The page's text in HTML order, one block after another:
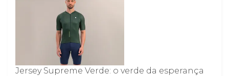
Jersey Supreme Verde: o verde da esperança